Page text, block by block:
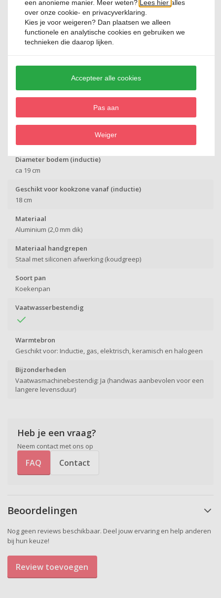
Heb je een vraag?
Neem contact met ons op
FAQ Contact
Lijn
Ceramic Deluxe
Anti aanbaklaag
Hoogte
Diameter bodem (inductie)
ca 19 cm
Geschikt voor kookzone vanaf (inductie)
18 cm
Materiaal
Aluminium (2,0 mm dik)
Materiaal handgrepen
Staal met siliconen afwerking (koudgreep)
Soort pan
Koekenpan
Vaatwasserbestendig
Warmtebron
Geschikt voor: Inductie, gas, elektrisch, keramisch en halogeen
Bijzonderheden
Vaatwasmachinebestendig: Ja (handwas aanbevolen voor een
langere levensduur)
Beoordelingen
Nog geen reviews beschikbaar. Deel jouw ervaring en help anderen
bij hun keuze!
Review toevoegen
een anonieme manier. Meer weten? Lees hier alles
over onze cookie- en privacyverklaring.
Kies je voorweigeren? Dan plaatsen we alleen
functionele en analytische cookies en gebruiken we
technieken die daarop lijken.
Accepteer alle cookies
Pas aan
Weiger